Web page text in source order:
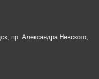
пр. Александра Невского,